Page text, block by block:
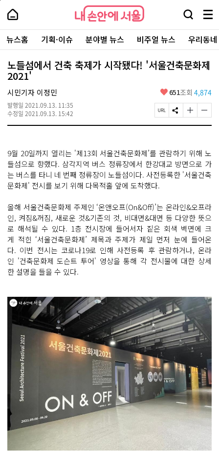
본
로
가
내
손
안
에
서
울
-
서
울
시
대
표
소
통
포
내
손
에
울
검
창
열
기
메
뉴
전
체
보
기
주
요
서
뉴스홈 기획·이슈 분야별 뉴스 비주얼 뉴스 우리동
노들섬에서 건축 축제가 시작됐다! '서울건축문화제
2021'
시민기자 이정민
발행일 2021.09.13. 11:35
수정일 2021.09.13. 15:42
좋
요
651조회 4,874
페
이
R
L
복
사
S
N
유
하
기
글
자
크
게
변
경
하
글
자
게
변
경
하
9월 20일까지 열리는 '제13회 서울건축문화제’를 관람하기 위해 노
들섬으로 향했다. 삼각지역 버스 정류장에서 한강대교 방면으로 가
는 버스를 타니 네 번째 정류장이 노들섬이다. 사전등록한 '서울건축
문화제' 전시를 보기 위해 다목적홀 앞에 도착했다.
올해 서울건축문화제 주제인 ‘온앤오프(On&Off)’는 온라인&오프라
인, 켜짐&꺼짐, 새로운 것&기존의 것, 비대면&대면 등 다양한 뜻으
로 해석될 수 있다. 1층 전시장에 들어서자 짙은 회색 벽면에 크
게 적힌 ‘서울건축문화제’ 제목과 주제가 제일 먼저 눈에 들어온
다. 이번 전시는 코로나19로 인해 사전등록 후 관람하거나, 온라
인 '건축문화제 도슨트 투어' 영상을 통해 각 전시물에 대한 상세
한 설명을 들을 수 있다.
페
상
단
로